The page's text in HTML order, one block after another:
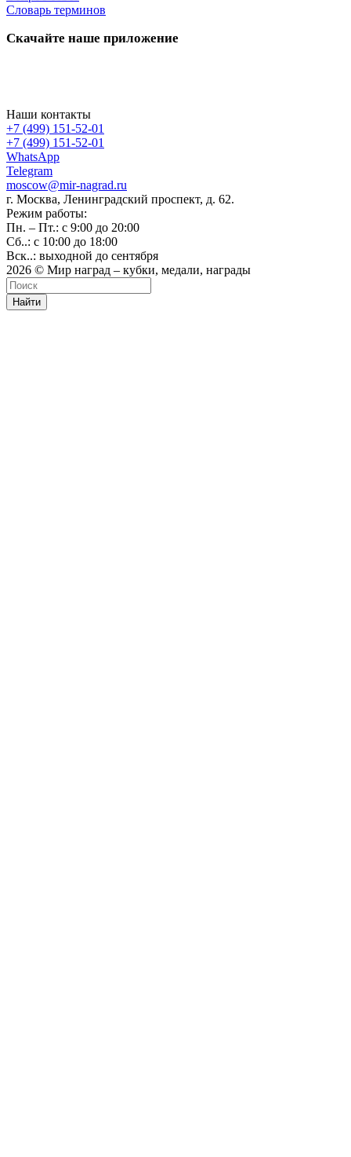
Словарь терминов
Скачайте наше приложение
Наши контакты
+7 (499) 151-52-01
+7 (499) 151-52-01
WhatsApp
Telegram
moscow@mir-nagrad.ru
г. Москва, Ленинградский проспект, д. 62.
Режим работы:
Пн. – Пт.: с 9:00 до 20:00
Сб..: с 10:00 до 18:00
Вск..: выходной до сентября
2026 © Мир наград – кубки, медали, награды
Найти